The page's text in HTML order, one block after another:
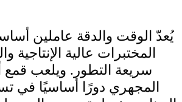
يُعدّ الوقت والدقة عاملين
المختبرات عالية الإنتاجية
سريعة التطور. ويلعب قمع
المجهري دورًا أساسيًا في